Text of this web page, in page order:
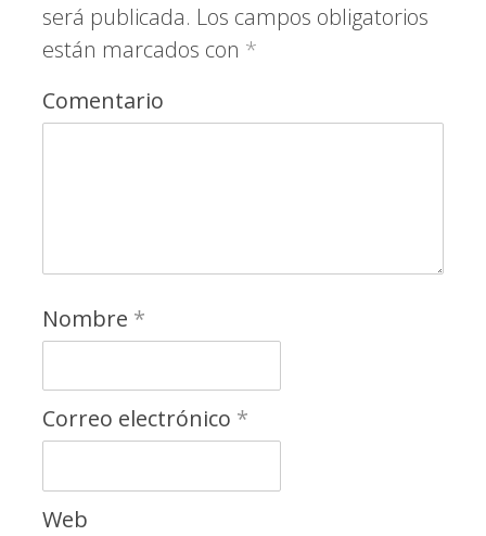
será publicada. Los campos obligatorios
están marcados con *
Comentario
Nombre *
Correo electrónico *
Web